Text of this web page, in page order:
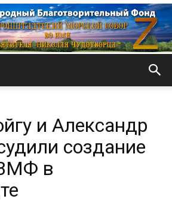
Морской
и Александр
создание
в